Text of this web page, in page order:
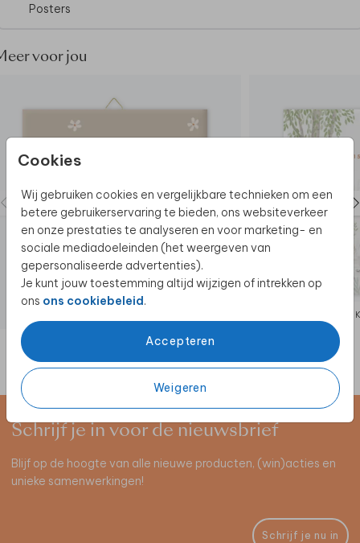
Cookies
Wij gebruiken cookies en vergelijkbare technieken om een
betere gebruikerservaring te bieden, ons websiteverkeer
en onze prestaties te analyseren en voor marketing- en
sociale mediadoeleinden (het weergeven van
gepersonaliseerde advertenties).
Je kunt jouw toestemming altijd wijzigen of intrekken op
ons ons cookiebeleid.
Accepteren
Weigeren
meegeleverd.
bij bijvoorbeeld Ikea, Hema of bol.com
Posters
voor jou
Schrijf je in voor de nieuwsbrief
Blijf op de hoogte van alle nieuwe producten, (win)acties en
unieke samenwerkingen!
Schrijf je nu in